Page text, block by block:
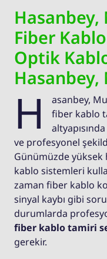
Hasanbey,
Fiber
Optik
Hasanbey,
H
asanbey,
fiber kablo
ve profesyonel
Günümüzde yüksek
kablo sistemleri
zaman fiber kablo
sinyal kaybı gibi
durumlarda
fiber kablo tamiri
gerekir.